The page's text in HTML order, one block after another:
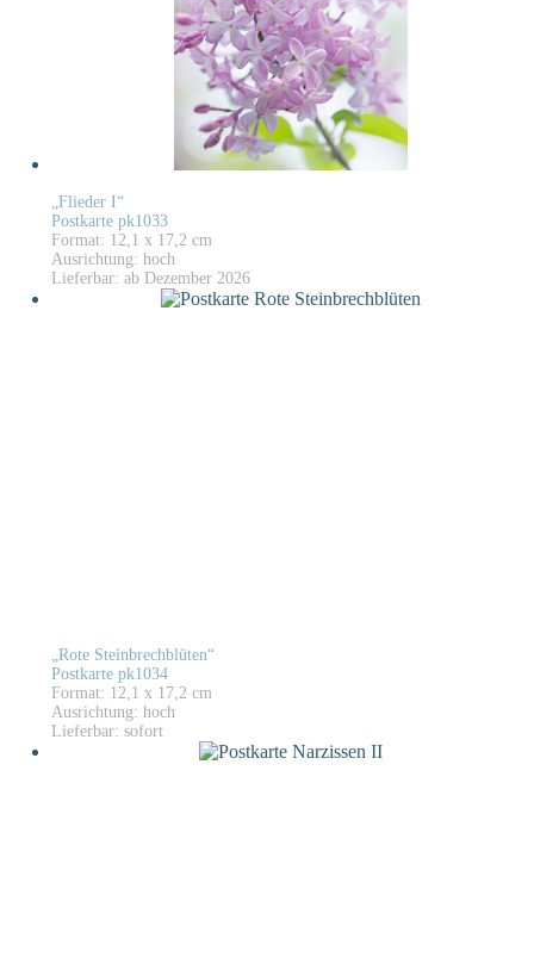
„Flieder I“
Postkarte pk1033
Format: 12,1 x 17,2 cm
Ausrichtung: hoch
Lieferbar: ab Dezember 2026
„Rote Steinbrechblüten“
Postkarte pk1034
Format: 12,1 x 17,2 cm
Ausrichtung: hoch
Lieferbar: sofort